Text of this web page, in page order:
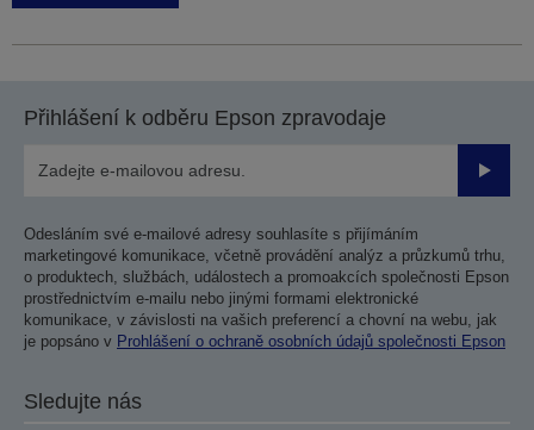
Přihlášení k odběru Epson zpravodaje
Odesláním své e-mailové adresy souhlasíte s přijímáním
marketingové komunikace, včetně provádění analýz a průzkumů trhu,
o produktech, službách, událostech a promoakcích společnosti Epson
prostřednictvím e-mailu nebo jinými formami elektronické
komunikace, v závislosti na vašich preferencí a chovní na webu, jak
je popsáno v Prohlášení o ochraně osobních údajů společnosti Epson
Sledujte nás